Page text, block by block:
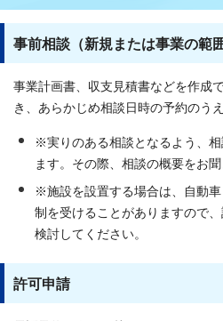
事前相談（新規または事業の範
事業計画書、収支見積書などを作成
き、あらかじめ相談日時の予約のう
※実りのある相談となるよう、
ます。その際、相談の概要をお聞
※施設を設置する場合は、自動
制を受けることがありますので
検討してください。
許可申請